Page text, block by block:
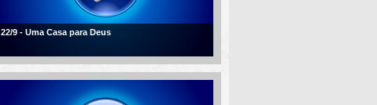
22/9 - Uma Casa para Deus